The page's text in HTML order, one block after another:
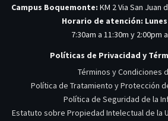
Campus Boquemonte: KM 2 Via San Juan
Horario de atención:
7:30am a 11:30m y 2:00pm
Políticas de Privacidad y
Términos y Condiciones
Política de Tratamiento y Protección
Política de Seguridad de la
Estatuto sobre Propiedad Intelectual de la